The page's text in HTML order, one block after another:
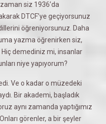
siz 1936’da
DTCF’ye geçiyorsunuz
öğreniyorsunuz. Daha
yazma öğrenirken siz,
demediniz mi, insanlar
niye yapıyorum?
Ve o kadar o müzedeki
Bir akademi, başladık
aynı zamanda yaptığımız
görenler, a bir şeyler